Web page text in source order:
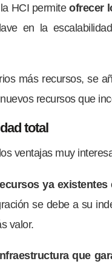
HCI permiteofrecer
en la
más recursos, se
recursos que
total
ventajas muy
ya
se debe a su
valor.
que